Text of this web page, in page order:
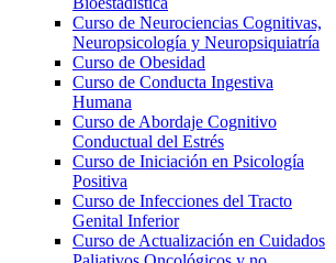
Curso de Neurociencias Cognitivas,
Neuropsicología y Neuropsiquiatría
Curso de Obesidad
Curso de Conducta Ingestiva
Humana
Curso de Abordaje Cognitivo
Conductual del Estrés
Curso de Iniciación en Psicología
Positiva
Curso de Infecciones del Tracto
Genital Inferior
Curso de Actualización en Cuidados